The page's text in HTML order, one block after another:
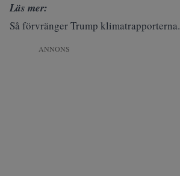
Läs mer:
Så förvränger Trump klimatrapporterna.
ANNONS